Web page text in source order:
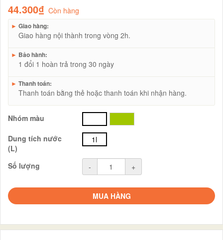
44.300₫ Còn hàng
► Giao hàng:
Giao hàng nội thành trong vòng 2h.
► Bảo hành:
1 đổi 1 hoàn trả trong 30 ngày
► Thanh toán:
Thanh toán bằng thẻ hoặc thanh toán khi nhận hàng.
Nhóm màu
Dung tích nước
(L)
1l
Số lượng - +
MUA HÀNG